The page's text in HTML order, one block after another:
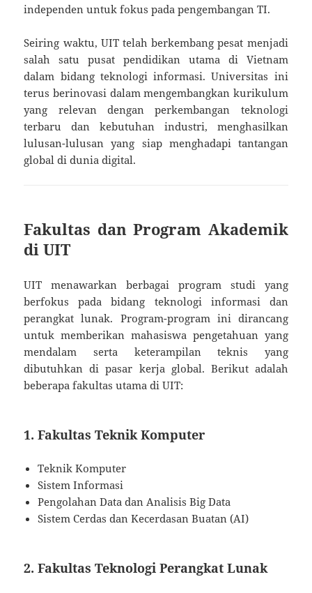
independen untuk fokus pada pengembangan TI.
Seiring waktu, UIT telah berkembang pesat menjadi
salah satu pusat pendidikan utama di Vietnam
dalam bidang teknologi informasi. Universitas ini
terus berinovasi dalam mengembangkan kurikulum
yang relevan dengan perkembangan teknologi
terbaru dan kebutuhan industri, menghasilkan
lulusan-lulusan yang siap menghadapi tantangan
global di dunia digital.
Fakultas dan Program Akademik
di UIT
UIT menawarkan berbagai program studi yang
berfokus pada bidang teknologi informasi dan
perangkat lunak. Program-program ini dirancang
untuk memberikan mahasiswa pengetahuan yang
mendalam serta keterampilan teknis yang
dibutuhkan di pasar kerja global. Berikut adalah
beberapa fakultas utama di UIT:
1. Fakultas Teknik Komputer
Teknik Komputer
Sistem Informasi
Pengolahan Data dan Analisis Big Data
Sistem Cerdas dan Kecerdasan Buatan (AI)
2. Fakultas Teknologi Perangkat Lunak